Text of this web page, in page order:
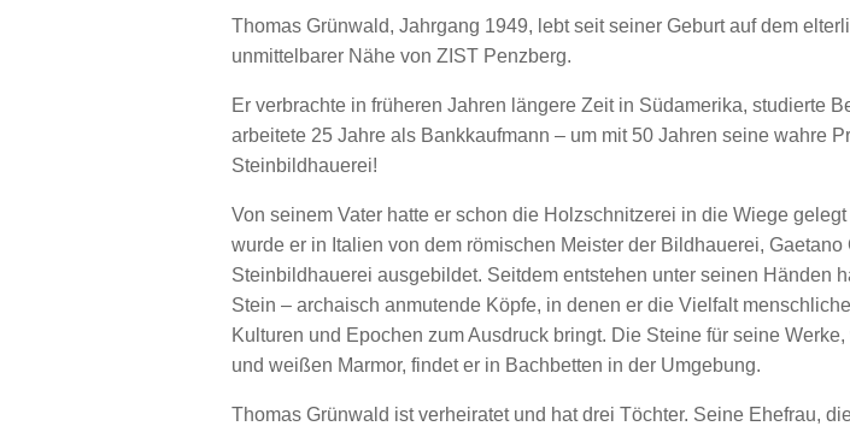
Thomas Grünwald, Jahrgang 1949, lebt seit seiner Geburt auf dem
unmittelbarer Nähe von ZIST Penzberg.
Er verbrachte in früheren Jahren längere Zeit in Südamerika, studierte
arbeitete 25 Jahre als Bankkaufmann – um mit 50 Jahren seine wahre
Steinbildhauerei!
Von seinem Vater hatte er schon die Holzschnitzerei in die Wiege
wurde er in Italien von dem römischen Meister der Bildhauerei, Gaetano
Steinbildhauerei ausgebildet. Seitdem entstehen unter seinen Händen
Stein – archaisch anmutende Köpfe, in denen er die Vielfalt
Kulturen und Epochen zum Ausdruck bringt. Die Steine für seine
und weißen Marmor, findet er in Bachbetten in der Umgebung.
Thomas Grünwald ist verheiratet und hat drei Töchter. Seine Ehefrau,